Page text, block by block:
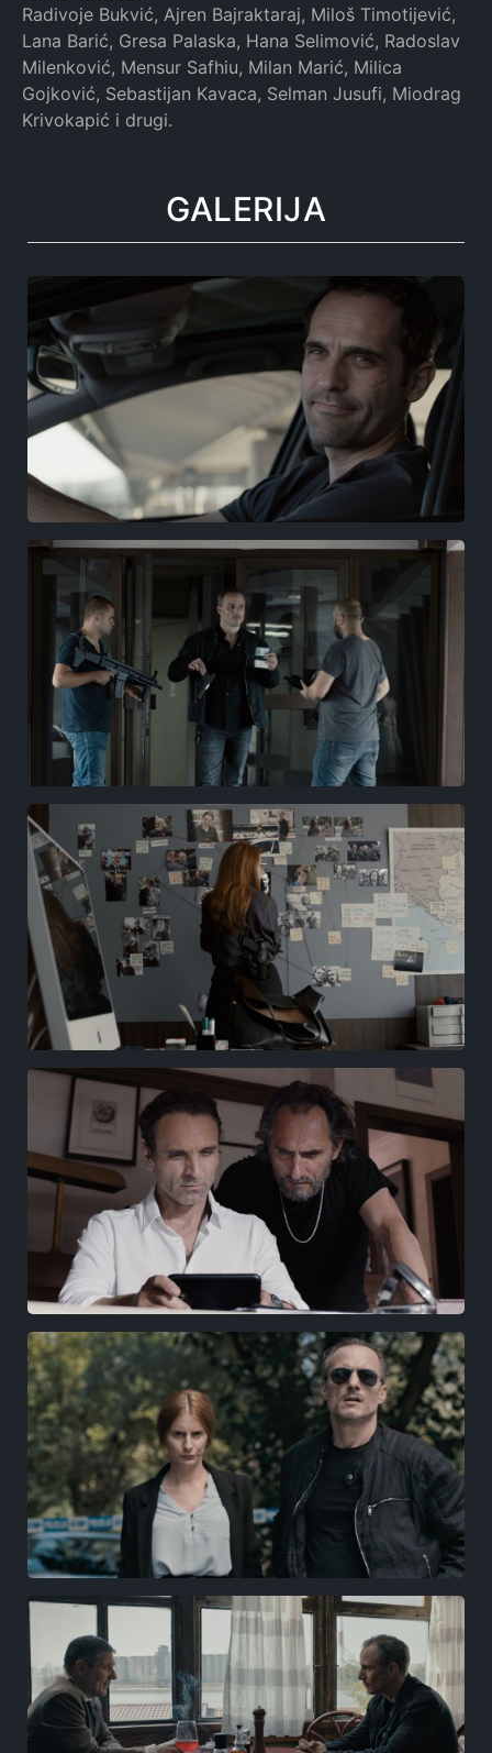
Radivoje Bukvić, Ajren Bajraktaraj, Miloš Timotijević,
Lana Barić, Gresa Palaska, Hana Selimović, Radoslav
Milenković, Mensur Safhiu, Milan Marić, Milica
Gojković, Sebastijan Kavaca, Selman Jusufi, Miodrag
Krivokapić i drugi.
GALERIJA